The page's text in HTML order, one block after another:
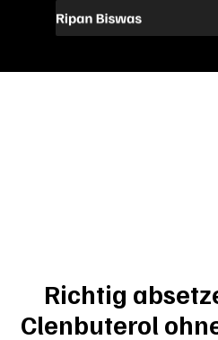
Richtig
Clenbuterol